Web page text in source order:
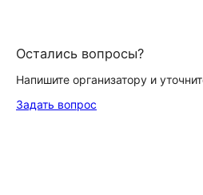
Остались вопросы?
Напишите организатору и
Задать вопрос